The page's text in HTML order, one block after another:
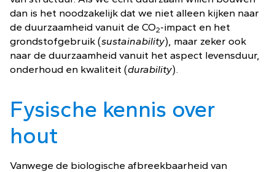
dan is het noodzakelijk dat we niet alleen kijken naar
de duurzaamheid vanuit de CO2-impact en het
grondstofgebruik (sustainability), maar zeker ook
naar de duurzaamheid vanuit het aspect levensduur,
onderhoud en kwaliteit (durability).
Fysische kennis over
hout
Vanwege de biologische afbreekbaarheid van